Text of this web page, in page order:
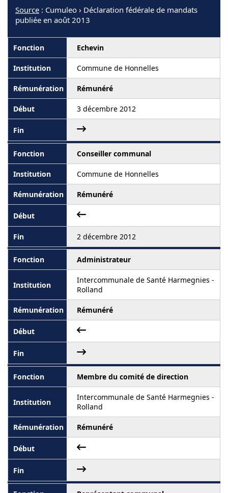
Source : Cumuleo › Déclaration fédérale de mandats
publiée en août 2013
Echevin
Commune de Honnelles
Rémunéré
3 décembre 2012
Conseiller communal
Commune de Honnelles
Rémunéré
2 décembre 2012
Administrateur
Intercommunale de Santé Harmegnies -
Rolland
Rémunéré
Membre du comité de direction
Intercommunale de Santé Harmegnies -
Rolland
Rémunéré